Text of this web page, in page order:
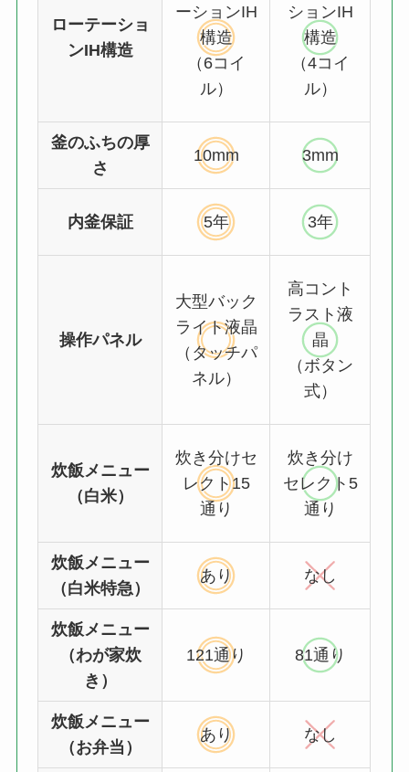
ローテーショ
ンIH構造
ーションIH
構造
（6コイ
ル）
ションIH
構造
（4コイ
ル）
釜のふちの厚
さ
10mm 3mm
内釜保証 5年 3年
操作パネル
大型バック
ライト液晶
（タッチパ
ネル）
高コント
ラスト液
晶
（ボタン
式）
炊飯メニュー
（白米）
炊き分けセ
レクト15
通り
炊き分け
セレクト5
通り
炊飯メニュー
（白米特急）
あり なし
炊飯メニュー
（わが家炊
き）
121通り 81通り
炊飯メニュー
（お弁当）
あり なし